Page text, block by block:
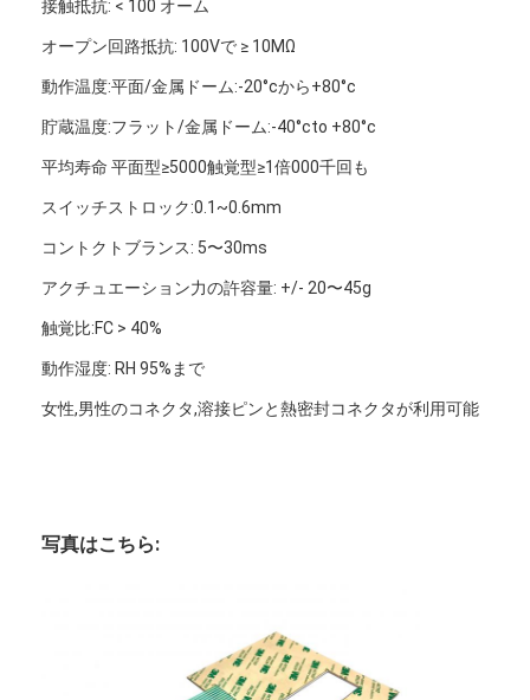
FPCの膜スイッチ
デジタル印刷用膜スイッチ
バックライトメムランスイッチ
医学の膜スイッチ
平面膜スイッチ
ESD膜スイッチ
PCBとシリコンゴム膜スイッチ
接触抵抗: < 100 オーム
オープン回路抵抗: 100Vで ≥ 10MΩ
動作温度:平面/金属ドーム:-20°cから+80°c
貯蔵温度:フラット/金属ドーム:-40°cto +80°c
平均寿命 平面型≥5000触覚型≥1倍000千回も
スイッチストロック:0.1~0.6mm
コントクトブランス: 5〜30ms
アクチュエーション力の許容量: +/- 20〜45g
触覚比:FC > 40%
動作湿度: RH 95%まで
女性,男性のコネクタ,溶接ピンと熱密封コネクタが利用可能
写真はこちら: